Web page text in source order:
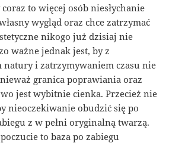
coraz to więcej osób niesłychanie
wygląd oraz chce zatrzymać
nikogo już dzisiaj nie
ważne jednak jest, by z
natury i zatrzymywaniem czasu nie
granica poprawiania oraz
jest wybitnie cienka. Przecież nie
nieoczekiwanie obudzić się po
z w pełni oryginalną twarzą.
to baza po zabiegu